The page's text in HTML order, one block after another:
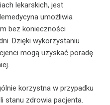
lekarskich, jest
umożliwia
bez konieczności
Dzięki wykorzystaniu
mogą uzyskać poradę
korzystna w przypadku
stanu zdrowia pacjenta.